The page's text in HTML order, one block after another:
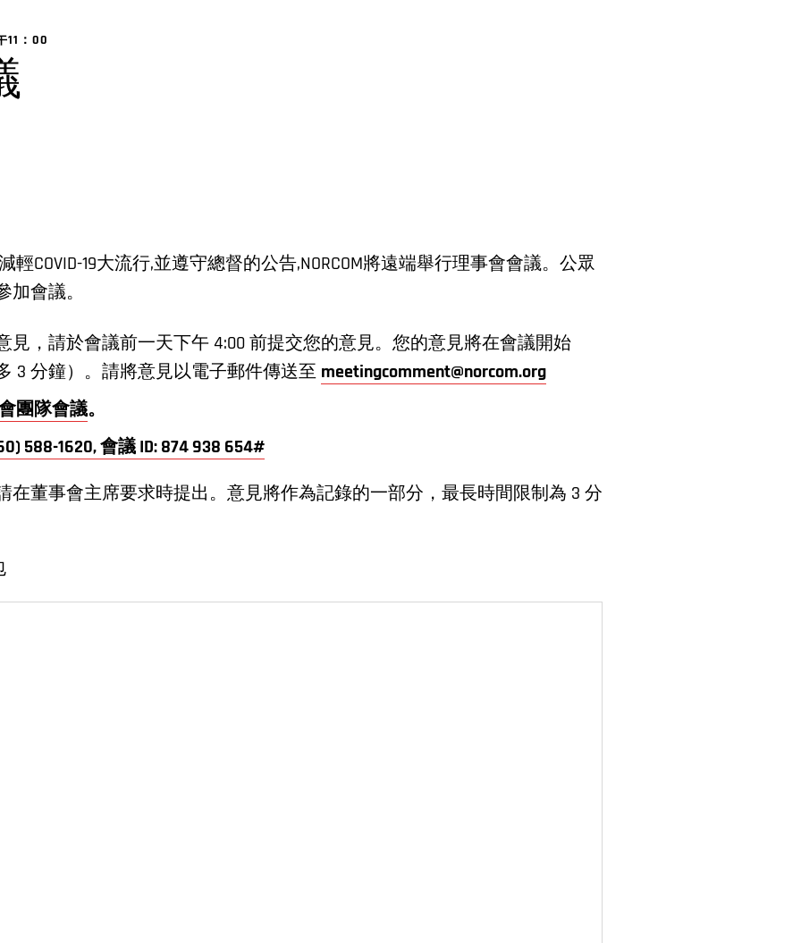
11：00
輕COVID-19大流行,並遵守總督的公告,NORCOM將遠端舉行理事會會議。公眾
加會議。
見，請於會議前一天下午 4:00 前提交您的意見。您的意見將在會議開始
3 分鐘）。請將意見以電子郵件傳送至 meetingcomment@norcom.org
團隊會議。
588-1620, 會議 ID: 874 938 654#
在董事會主席要求時提出。意見將作為記錄的一部分，最長時間限制為 3 分